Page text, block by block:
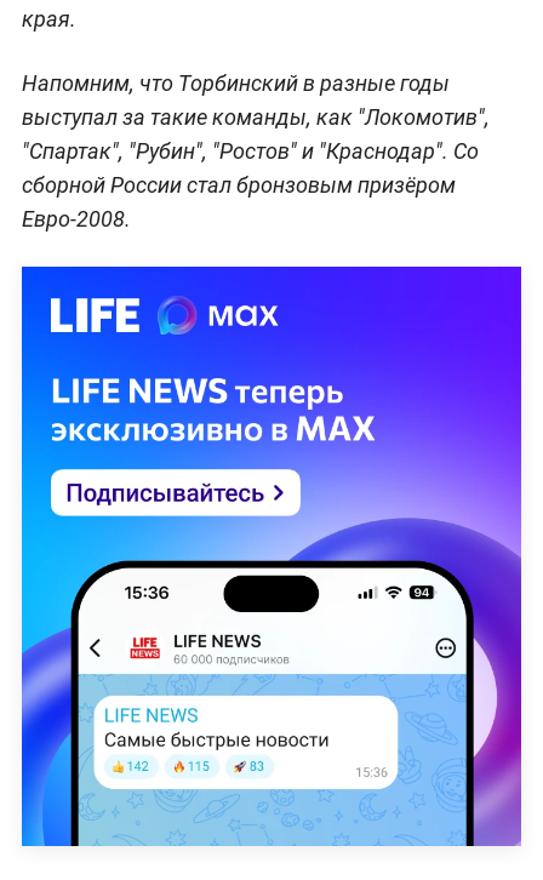
края.
Напомним, что Торбинский в разные годы
выступал за такие команды, как "Локомотив",
"Спартак", "Рубин", "Ростов" и "Краснодар". Со
сборной России стал бронзовым призёром
Евро-2008.